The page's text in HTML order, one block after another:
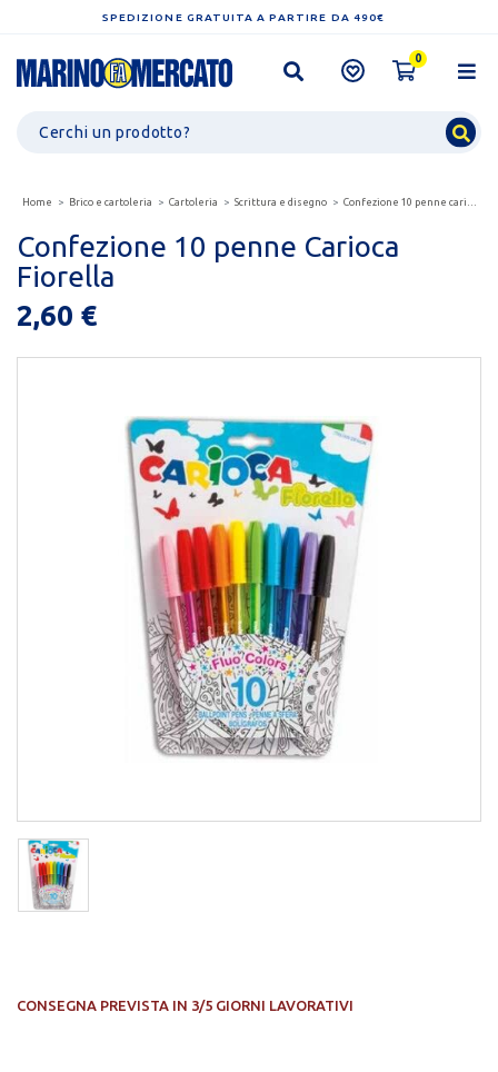
SPEDIZIONE GRATUITA A PARTIRE DA 490€
0
Home Brico e cartoleria Cartoleria Scrittura e disegno Confezione 10 penne carioca fiorella
Confezione 10 penne Carioca
Fiorella
2,60 €
CONSEGNA PREVISTA IN 3/5 GIORNI LAVORATIVI